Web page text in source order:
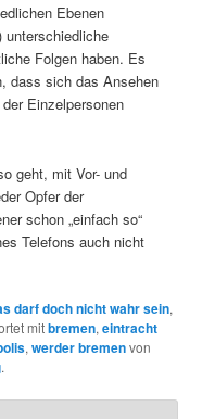
Ebenen
unterschiedliche
Folgen haben. Es
dass sich das Ansehen
Einzelpersonen
geht, mit Vor- und
Opfer der
schon „einfach so“
Telefons auch nicht
darf doch nicht wahr sein,
mitbremen,eintracht
,werder bremenvon
.